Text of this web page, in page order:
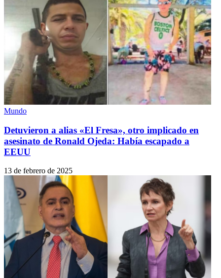
Mundo
Detuvieron a alias «El Fresa», otro implicado en
asesinato de Ronald Ojeda: Había escapado a
EEUU
13 de febrero de 2025